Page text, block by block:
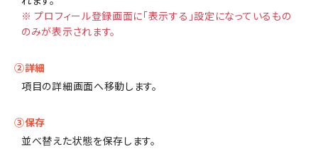
※ プロフィール登録画面に「表示する」設定になっているもの
のみが表示されます。
②詳細
項目の詳細画面へ移動します。
③保存
並べ替えた状態を保存します。